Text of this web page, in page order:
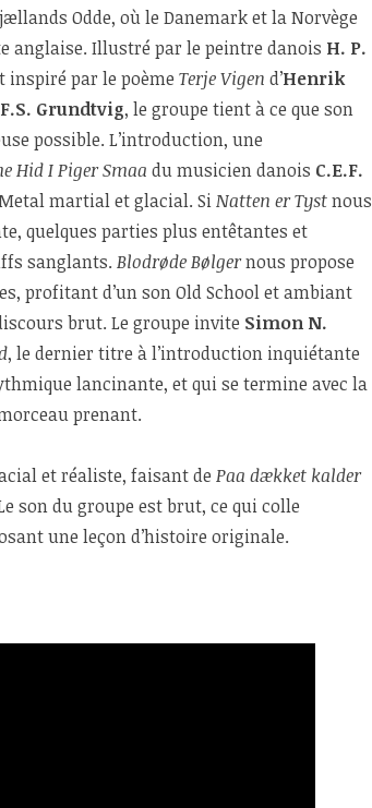
Odde, où le Danemark et la Norvège
anglaise. Illustré par le peintre danois H. P.
inspiré par le poème Terje Vigen d’Henrik
Grundtvig, le groupe tient à ce que son
possible. L’introduction, une
Hid I Piger Smaa du musicien danois C.E.F.
martial et glacial. SiNatten er Tystnous
quelques parties plus entêtantes et
sanglants. Blodrøde Bølgernous propose
profitant d’un son Old School et ambiant
brut. Le groupe invite Simon N.
, le dernier titre à l’introduction inquiétante
lancinante, et qui se termine avec la
prenant.
et réaliste, faisant de Paa dækket kalder
son du groupe est brut, ce qui colle
une leçon d’histoire originale.